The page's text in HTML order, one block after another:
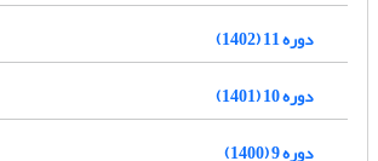
دوره 11 (1402)
دوره 10 (1401)
دوره 9 (1400)